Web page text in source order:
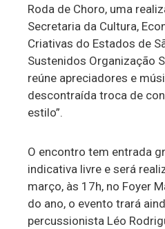
Roda de Choro, uma
Secretaria da Cultura,
Criativas do Estados de
Sustenidos Organização
reúne apreciadores e
descontraída troca de
estilo”.
O encontro tem entrada
indicativa livre e será
março, às 17h, no Foyer
do ano, o evento trará
percussionista Léo